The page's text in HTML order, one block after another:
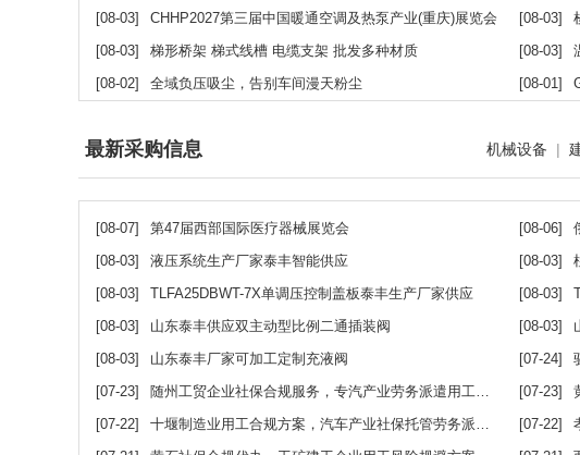
[08-03]
CHHP2027第三届中国暖通空调及热泵产业(重庆)展览会 [08-03]
[08-03]
梯形桥架 梯式线槽 电缆支架 批发多种材质 [08-03]
[08-02]
全域负压吸尘，告别车间漫天粉尘 [08-01]
机械设备 |
最新采购信息
[08-07] 第47届西部国际医疗器械展览会 [08-06]
[08-03]
液压系统生产厂家泰丰智能供应 [08-03]
[08-03]
TLFA25DBWT-7X单调压控制盖板泰丰生产厂家供应 [08-03]
[08-03]
山东泰丰供应双主动型比例二通插装阀 [08-03]
[08-03]
山东泰丰厂家可加工定制充液阀 [07-24]
[07-23]
随州工贸企业社保合规服务，专汽产业劳务派遣用工方案 [07-23]
[07-22]
十堰制造业用工合规方案，汽车产业社保托管劳务派遣服务 [07-22]